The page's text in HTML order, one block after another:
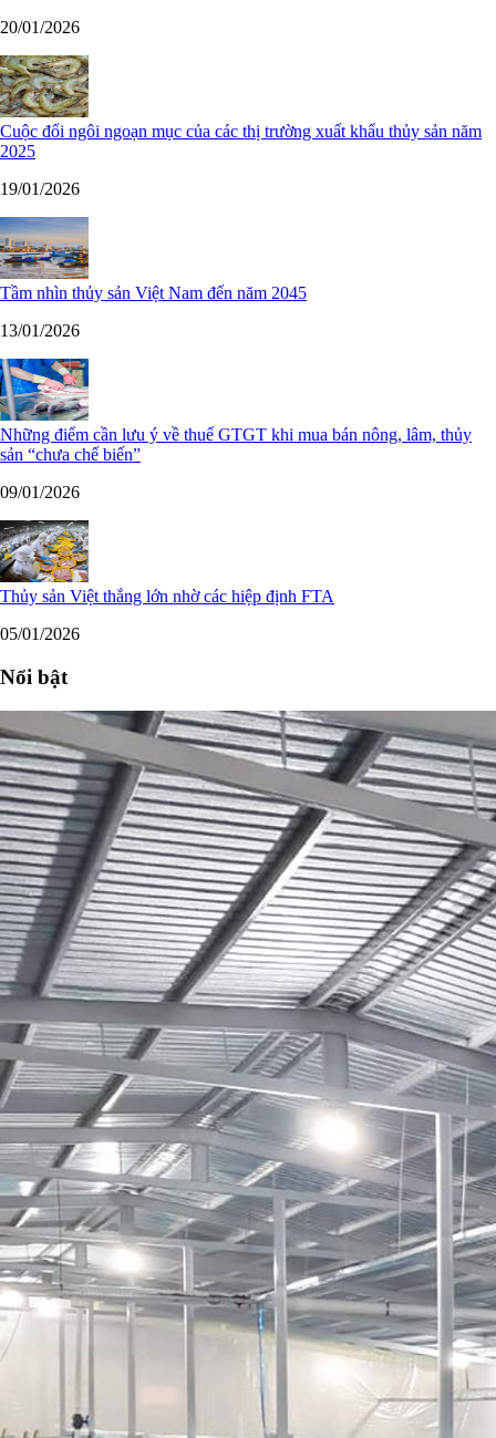
20/01/2026
Cuộc đổi ngôi ngoạn mục của các thị trường xuất khẩu thủy sản năm
2025
19/01/2026
Tầm nhìn thủy sản Việt Nam đến năm 2045
13/01/2026
Những điểm cần lưu ý về thuế GTGT khi mua bán nông, lâm, thủy
sản “chưa chế biến”
09/01/2026
Thủy sản Việt thắng lớn nhờ các hiệp định FTA
05/01/2026
Nổi bật